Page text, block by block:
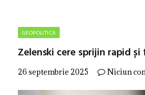
GEOPOLITICA
Zelenski cere sprijin rapid
26 septembrie 2025 Niciun